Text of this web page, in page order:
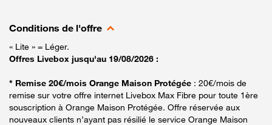
Conditions de l'offre
« Lite » = Léger.
Offres Livebox jusqu'au 19/08/2026 :
* Remise 20€/mois Orange Maison Protégée : 20€/mois de
remise sur votre offre internet Livebox Max Fibre pour toute 1ère
souscription à Orange Maison Protégée. Offre réservée aux
nouveaux clients n’ayant pas résilié le service Orange Maison